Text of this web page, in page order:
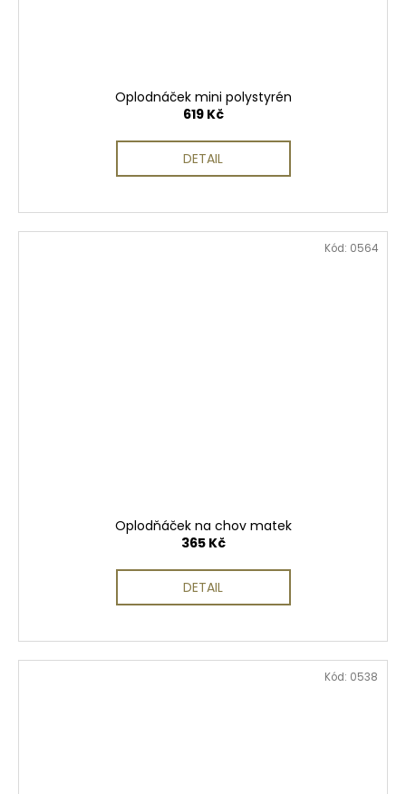
Oplodnáček mini polystyrén
619 Kč
DETAIL
Oplodňáček na chov matek
365 Kč
DETAIL
Kód: 0564
Kód: 0538